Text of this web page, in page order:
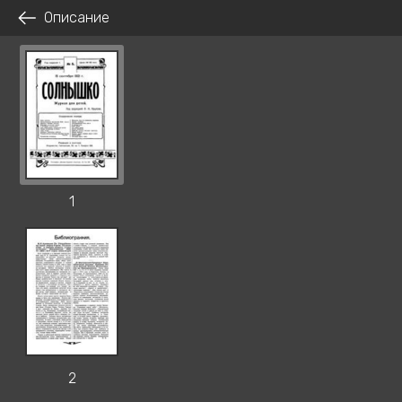
Описание
1
2